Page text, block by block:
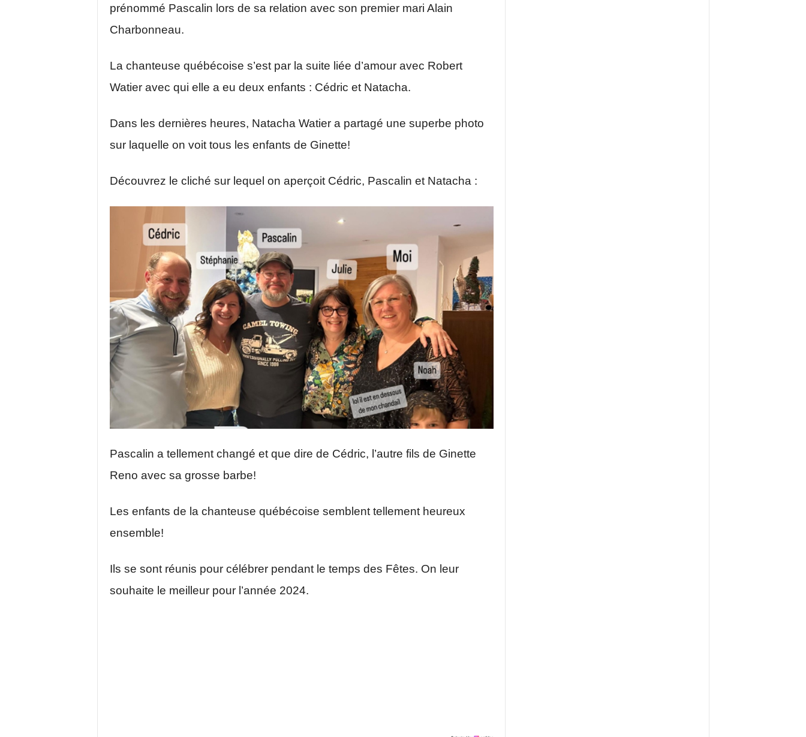
prénommé Pascalin lors de sa relation avec son premier mari Alain
Charbonneau.
La chanteuse québécoise s’est par la suite liée d’amour avec Robert
Watier avec qui elle a eu deux enfants : Cédric et Natacha.
Dans les dernières heures, Natacha Watier a partagé une superbe photo
sur laquelle on voit tous les enfants de Ginette!
Découvrez le cliché sur lequel on aperçoit Cédric, Pascalin et Natacha :
Pascalin a tellement changé et que dire de Cédric, l’autre fils de Ginette
Reno avec sa grosse barbe!
Les enfants de la chanteuse québécoise semblent tellement heureux
ensemble!
Ils se sont réunis pour célébrer pendant le temps des Fêtes. On leur
souhaite le meilleur pour l’année 2024.